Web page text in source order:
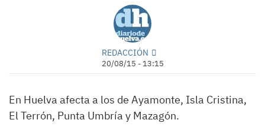
REDACCIÓN
20/08/15 - 13:15
En Huelva afecta a los de Ayamonte, Isla Cristina,
El Terrón, Punta Umbría y Mazagón.